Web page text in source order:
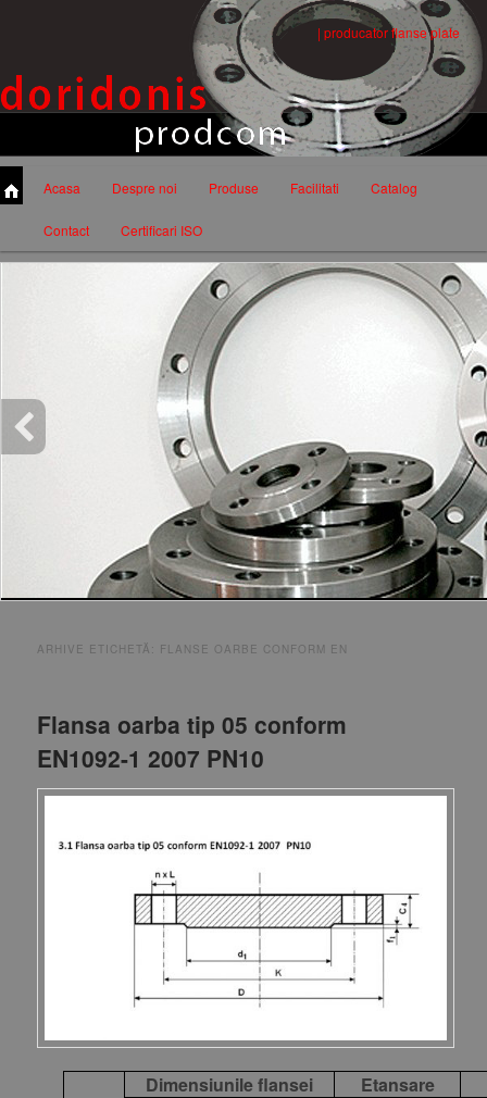
| producator flanse plate
Acasa Despre noi Produse Facilitati Catalog
Contact Certificari ISO
ARHIVE ETICHETĂ: FLANSE OARBE CONFORM EN
Flansa oarba tip 05 conform
EN1092-1 2007 PN10
Dimensiunile flansei Etansare